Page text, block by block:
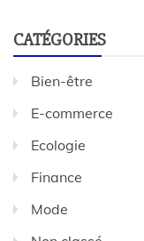
CATÉGORIES
Bien-être
E-commerce
Ecologie
Finance
Mode